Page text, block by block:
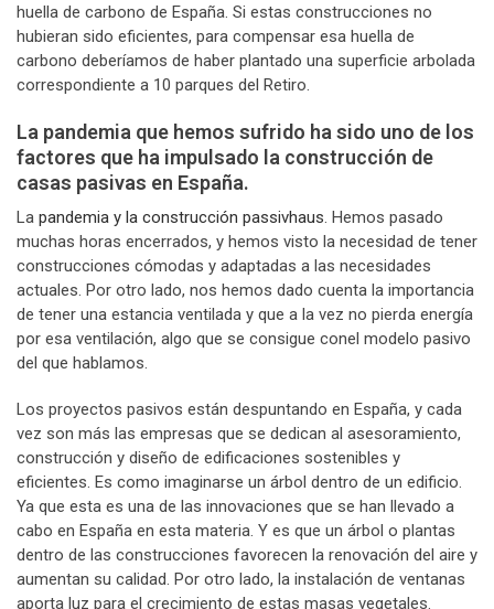
huella de carbono de España. Si estas construcciones no
hubieran sido eficientes, para compensar esa huella de
carbono deberíamos de haber plantado una superficie arbolada
correspondiente a 10 parques del Retiro.
La pandemia que hemos sufrido ha sido uno de los
factores que ha impulsado la construcción de
casas pasivas en España.
La pandemia y la construcción passivhaus. Hemos pasado
muchas horas encerrados, y hemos visto la necesidad de tener
construcciones cómodas y adaptadas a las necesidades
actuales. Por otro lado, nos hemos dado cuenta la importancia
de tener una estancia ventilada y que a la vez no pierda energía
por esa ventilación, algo que se consigue conel modelo pasivo
del que hablamos.
Los proyectos pasivos están despuntando en España, y cada
vez son más las empresas que se dedican al asesoramiento,
construcción y diseño de edificaciones sostenibles y
eficientes. Es como imaginarse un árbol dentro de un edificio.
Ya que esta es una de las innovaciones que se han llevado a
cabo en España en esta materia. Y es que un árbol o plantas
dentro de las construcciones favorecen la renovación del aire y
aumentan su calidad. Por otro lado, la instalación de ventanas
aporta luz para el crecimiento de estas masas vegetales.